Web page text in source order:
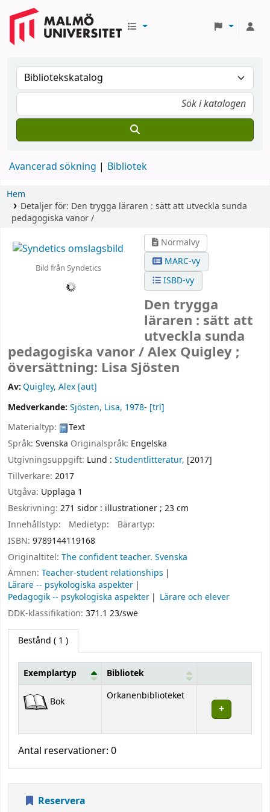
Avancerad sökning Bibliotek
Hem
Detaljer för: Den trygga läraren : sätt att utveckla sunda
pedagogiska vanor /
Bild från Syndetics
Normalvy
MARC-vy
ISBD-vy
Den trygga
läraren : sätt att
utveckla sunda
pedagogiska vanor /Alex Quigley ;
översättning: Lisa Sjösten
Av:Quigley, Alex [aut]
Medverkande: Sjösten, Lisa, 1978- [trl]
Materialtyp:
Text
Språk: Svenska Originalspråk: Engelska
Utgivningsuppgift: Lund : Studentlitteratur, [2017]
Tillverkare: 2017
Utgåva: Upplaga 1
Beskrivning: 271 sidor : illustrationer ; 23 cm
Innehållstyp:
Medietyp:
Bärartyp:
ISBN: 9789144119168
Originaltitel: The confident teacher. Svenska
Ämnen: Teacher-student relationships
Lärare -- psykologiska aspekter
Pedagogik -- psykologiska aspekter
Lärare och elever
DDK-klassifikation: 371.1 23/swe
Bestånd ( 1 )
Bestånd
Exemplartyp Bibliotek
Bok Orkanenbiblioteket
Antal reservationer: 0
Reservera